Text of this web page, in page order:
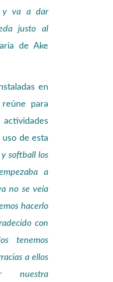
y va a dar
justo al
de Ake
en
para
de esta
softball los
a
no se veía
hacerlo
con
tenemos
a ellos
nuestra